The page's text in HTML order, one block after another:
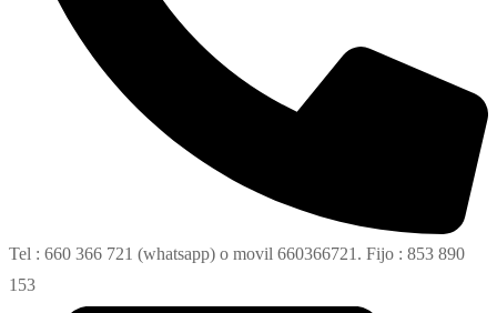
Tel : 660 366 721 (whatsapp) o movil 660366721. Fijo : 853 890
153